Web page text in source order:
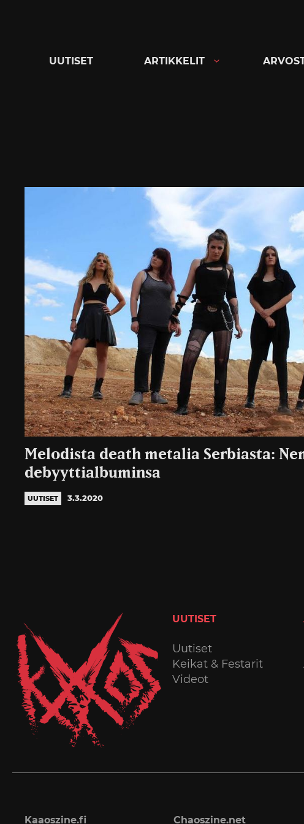
UUTISET ARTIKKELIT
Melodista death metalia Serbiasta:
debyyttialbuminsa
UUTISET 3.3.2020
UUTISET
Uutiset
Keikat & Festarit
Videot
Kaaoszine.fi Chaoszine.net